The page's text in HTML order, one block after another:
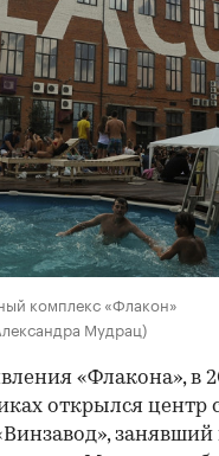
комплекс «Флакон»
Мудрац)
«Флакона», в
открылся центр
занявший